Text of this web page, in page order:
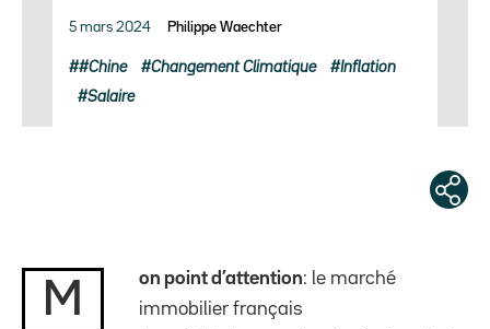
5 mars 2024 Philippe Waechter
#Chine Changement Climatique Inflation
Salaire
M
on point d’attention: le marché
immobilier français